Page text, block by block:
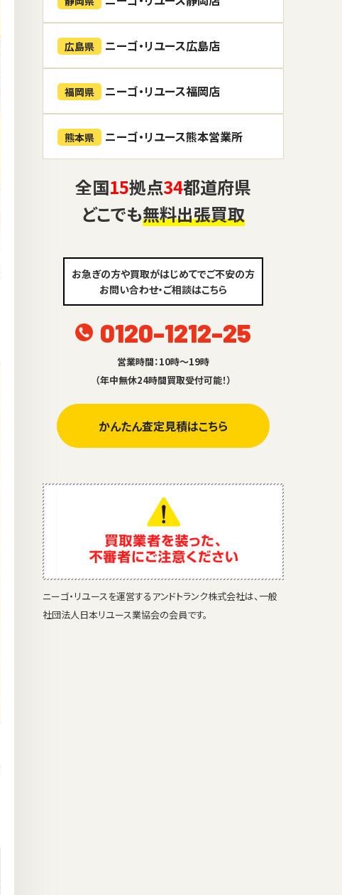
広島県 ニーゴ・リユース広島店
福岡県 ニーゴ・リユース福岡店
熊本県 ニーゴ・リユース熊本営業所
全国15拠点34都道府県
どこでも無料出張買取
お急ぎの方や買取がはじめてでご不安の方
お問い合わせ・ご相談はこちら
0120-1212-25
営業時間：10時～19時
（年中無休24時間買取受付可能！）
かんたん査定見積はこちら
ニーゴ・リユースを運営するアンドトランク株式会社は、一般
社団法人日本リユース業協会の会員です。